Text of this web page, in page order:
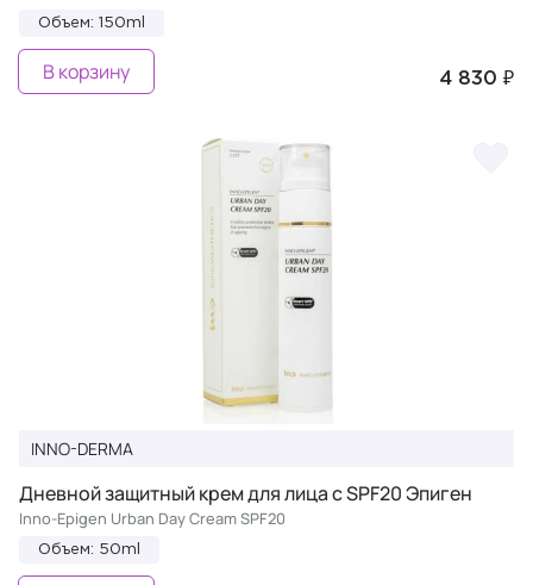
Объем: 150ml
4 830 ₽
В корзину
INNO-DERMA
Дневной защитный крем для лица с SPF20 Эпиген
Inno-Epigen Urban Day Cream SPF20
Объем: 50ml